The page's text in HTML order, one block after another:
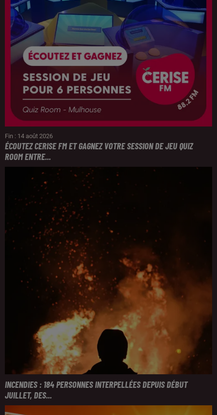
Fin : 14 août 2026
ÉCOUTEZ CERISE FM ET GAGNEZ VOTRE SESSION DE JEU QUIZ
ROOM ENTRE...
INCENDIES : 184 PERSONNES INTERPELLÉES DEPUIS DÉBUT
JUILLET, DES...